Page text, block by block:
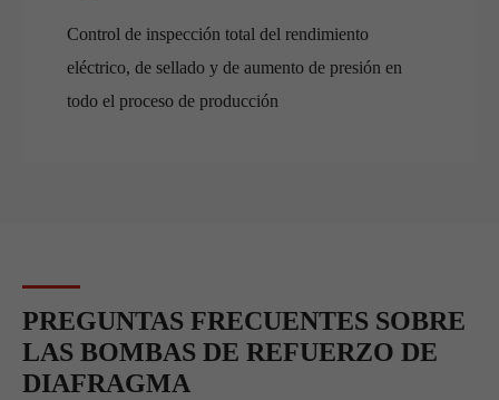
Control de inspección total del rendimiento
eléctrico, de sellado y de aumento de presión en
todo el proceso de producción
PREGUNTAS FRECUENTES SOBRE
LAS BOMBAS DE REFUERZO DE
DIAFRAGMA